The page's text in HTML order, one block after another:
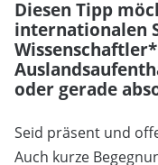
Diesen Tipp
internationalen
oder gerade
Seid präsent und
Auch kurze